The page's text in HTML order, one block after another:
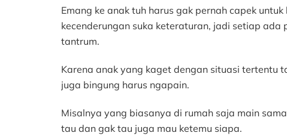
Emang ke anak tuh harus gak pernah capek
kecenderungan suka keteraturan, jadi setiap
tantrum.
Karena anak yang kaget dengan situasi tertentu
juga bingung harus ngapain.
Misalnya yang biasanya di rumah saja main
tau dan gak tau juga mau ketemu siapa.